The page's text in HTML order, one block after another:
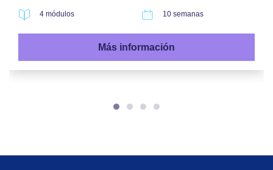
4 módulos 10 semanas
Más información